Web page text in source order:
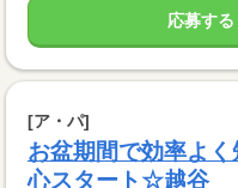
応募する
[ア・パ]
お盆期間で効率よ
心スタート☆越谷